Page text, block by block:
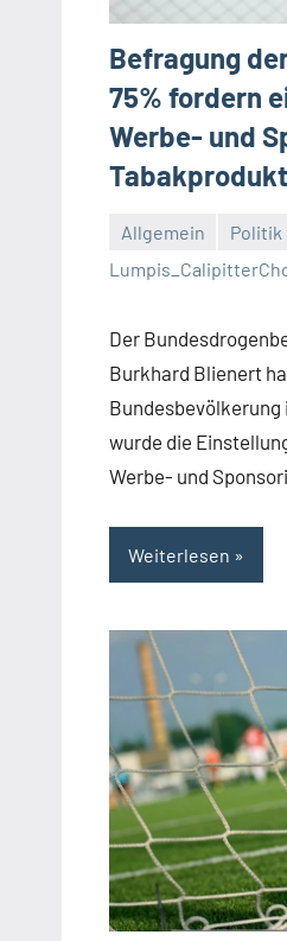
Befragung
75% fordern
Werbe- und
Allgemein Politik
Der
Burkhard Blienert
wurde die
Werbe- und
Weiterlesen